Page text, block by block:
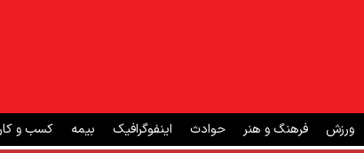
ورزش فرهنگ و هنر حوادث اینفوگرافیک بیمه کسب و کار